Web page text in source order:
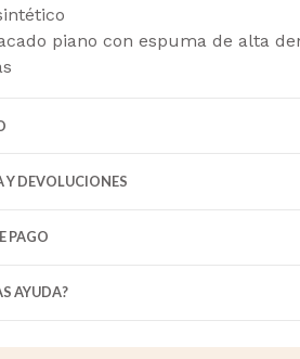
piano con espuma de alta
Y DEVOLUCIONES
PAGO
AYUDA?